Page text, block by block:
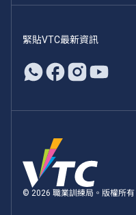
緊貼VTC最新資訊
© 2026 職業訓練局。版權所有